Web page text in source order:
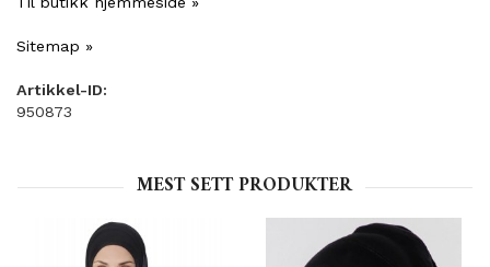
Sitemap »
Artikkel-ID:
950873
MEST SETT PRODUKTER